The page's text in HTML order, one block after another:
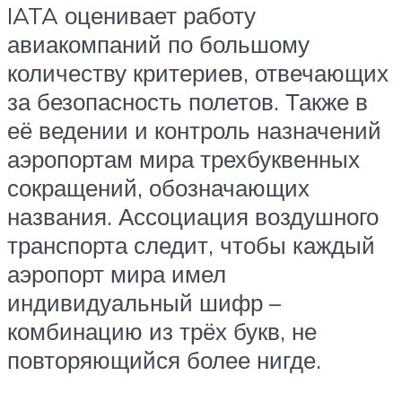
IATA оценивает работу
авиакомпаний по большому
количеству критериев, отвечающих
за безопасность полетов. Также в
её ведении и контроль назначений
аэропортам мира трехбуквенных
сокращений, обозначающих
названия. Ассоциация воздушного
транспорта следит, чтобы каждый
аэропорт мира имел
индивидуальный шифр –
комбинацию из трёх букв, не
повторяющийся более нигде.